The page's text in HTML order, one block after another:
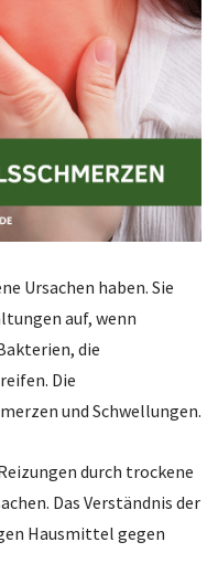
Ursachen haben. Sie
auf, wenn
die
Die
und Schwellungen.
durch trockene
Das Verständnis der
Hausmittel gegen